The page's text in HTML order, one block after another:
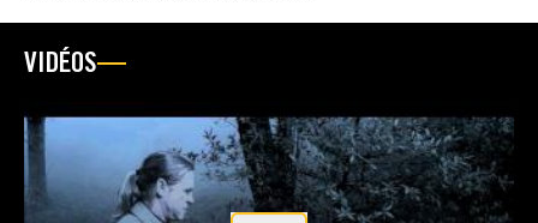
VIDÉOS